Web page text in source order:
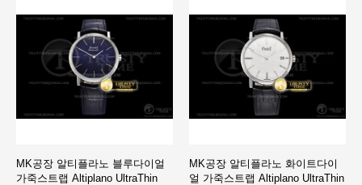
MK공장 알티플라노 블루다이얼
가죽스트랩 Altiplano UltraThin
MK공장 알티플라노 화이트다이
얼 가죽스트랩 Altiplano UltraThin